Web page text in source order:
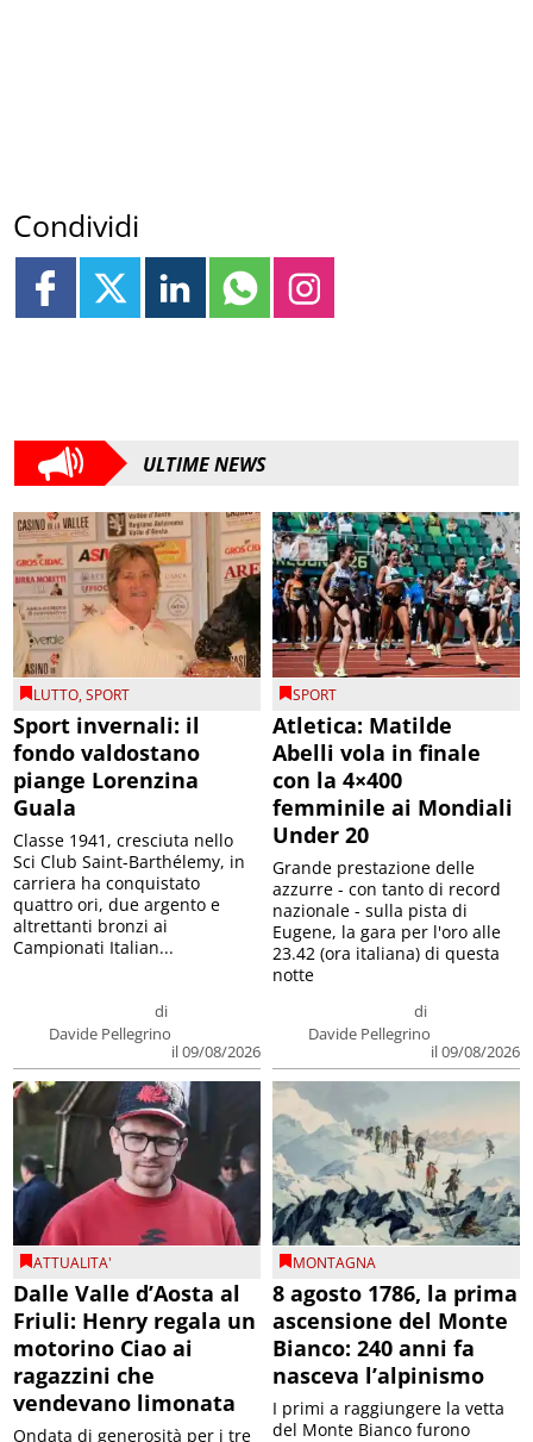
Condividi
ULTIME NEWS
LUTTO,SPORT
Sport invernali: il
fondo valdostano
piange Lorenzina
Guala
di
Davide Pellegrino
il 09/08/2026
Classe 1941, cresciuta nello
Sci Club Saint-Barthélemy, in
carriera ha conquistato
quattro ori, due argento e
altrettanti bronzi ai
Campionati Italian...
SPORT
Atletica: Matilde
Abelli vola in finale
con la 4×400
femminile ai Mondiali
Under 20
di
Davide Pellegrino
il 09/08/2026
Grande prestazione delle
azzurre - con tanto di record
nazionale - sulla pista di
Eugene, la gara per l'oro alle
23.42 (ora italiana) di questa
notte
ATTUALITA'
Dalle Valle d’Aosta al
Friuli: Henry regala un
motorino Ciao ai
ragazzini che
vendevano limonata
Ondata di generosità per i tre
MONTAGNA
8 agosto 1786, la prima
ascensione del Monte
Bianco: 240 anni fa
nasceva l’alpinismo
I primi a raggiungere la vetta
del Monte Bianco furono